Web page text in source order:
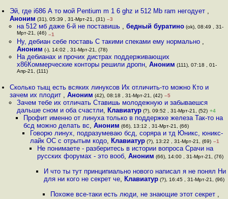
Эй, где i686 А то мой Pentium m 1 6 ghz и 512 Mb ram негодует ,
Аноним (31), 05:39 , 31-Мрт-21, (31) –3
на 512 мб даже 6-й не поставишь , бедный буратино(ok), 08:49 , 31-
Мрт-21, (46) –1
Ну, дебиан себе поставь С такими спеками ему нормально ,
Аноним (-), 14:02 , 31-Мрт-21, (78)
На дебианах и прочих дистрах поддерживающих
x86Коммерческие конторы решили дропн, Аноним (111), 07:18 , 01-
Апр-21, (111)
Сколько тыщ есть всяких линуксов Их отличить-то можно Кто и
зачем их плодит ,Аноним (42), 08:18 , 31-Мрт-21, (42) –5
Зачем тебе их отличать Ставишь молодежную и забываешся
дальше сном и оба счастли, Клавиатур(?), 09:52 , 31-Мрт-21, (52) +4
Профит именно от линуха только в поддержке железа Так-то на
бсд можно делать вс, Аноним (66), 13:12 , 31-Мрт-21, (66)
Говорю линух, подразумеваю бсд, соряра и тд Юникс, юникс-
лайк ОС с отрытым кодо, Клавиатур (?), 13:22 , 31-Мрт-21, (69) –1
Не понимаете - разберитесь в истории вопроса Срачи на
русских форумах - это вооб, Аноним (66), 14:00 , 31-Мрт-21, (76)
И что ты тут принципиально нового написал я не понял Ни
для ни кого не секрет че, Клавиатур(?), 16:45 , 31-Мрт-21, (96)
Похоже все-таки есть люди, не знающие этот секрет ,